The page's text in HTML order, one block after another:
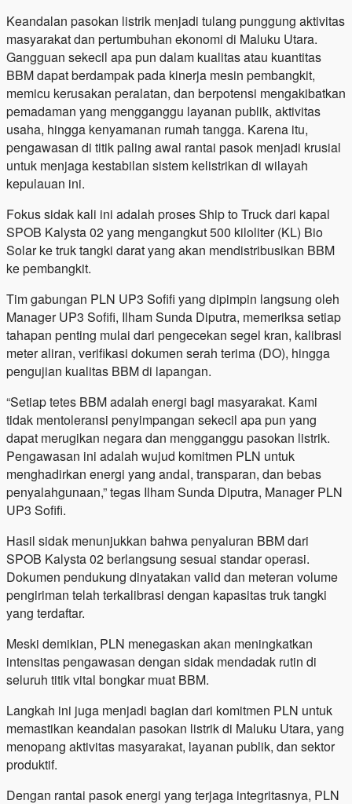
Keandalan pasokan listrik menjadi tulang punggung aktivitas
masyarakat dan pertumbuhan ekonomi di Maluku Utara.
Gangguan sekecil apa pun dalam kualitas atau kuantitas
BBM dapat berdampak pada kinerja mesin pembangkit,
memicu kerusakan peralatan, dan berpotensi mengakibatkan
pemadaman yang mengganggu layanan publik, aktivitas
usaha, hingga kenyamanan rumah tangga. Karena itu,
pengawasan di titik paling awal rantai pasok menjadi krusial
untuk menjaga kestabilan sistem kelistrikan di wilayah
kepulauan ini.
Fokus sidak kali ini adalah proses Ship to Truck dari kapal
SPOB Kalysta 02 yang mengangkut 500 kiloliter (KL) Bio
Solar ke truk tangki darat yang akan mendistribusikan BBM
ke pembangkit.
Tim gabungan PLN UP3 Sofifi yang dipimpin langsung oleh
Manager UP3 Sofifi, Ilham Sunda Diputra, memeriksa setiap
tahapan penting mulai dari pengecekan segel kran, kalibrasi
meter aliran, verifikasi dokumen serah terima (DO), hingga
pengujian kualitas BBM di lapangan.
“Setiap tetes BBM adalah energi bagi masyarakat. Kami
tidak mentoleransi penyimpangan sekecil apa pun yang
dapat merugikan negara dan mengganggu pasokan listrik.
Pengawasan ini adalah wujud komitmen PLN untuk
menghadirkan energi yang andal, transparan, dan bebas
penyalahgunaan,” tegas Ilham Sunda Diputra, Manager PLN
UP3 Sofifi.
Hasil sidak menunjukkan bahwa penyaluran BBM dari
SPOB Kalysta 02 berlangsung sesuai standar operasi.
Dokumen pendukung dinyatakan valid dan meteran volume
pengiriman telah terkalibrasi dengan kapasitas truk tangki
yang terdaftar.
Meski demikian, PLN menegaskan akan meningkatkan
intensitas pengawasan dengan sidak mendadak rutin di
seluruh titik vital bongkar muat BBM.
Langkah ini juga menjadi bagian dari komitmen PLN untuk
memastikan keandalan pasokan listrik di Maluku Utara, yang
menopang aktivitas masyarakat, layanan publik, dan sektor
produktif.
Dengan rantai pasok energi yang terjaga integritasnya, PLN